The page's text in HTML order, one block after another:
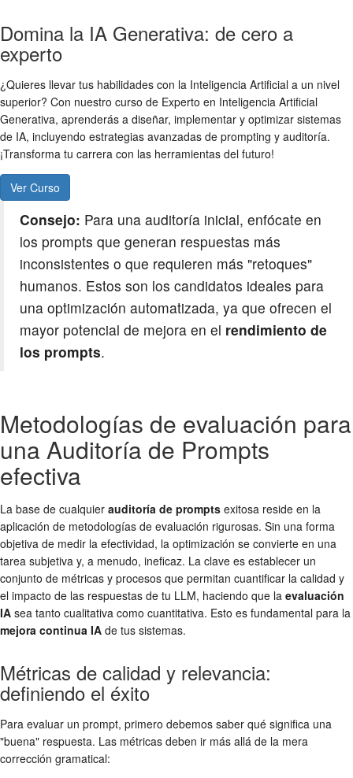
Domina la IA Generativa: de cero a
experto
¿Quieres llevar tus habilidades con la Inteligencia Artificial a un nivel
superior? Con nuestro curso de Experto en Inteligencia Artificial
Generativa, aprenderás a diseñar, implementar y optimizar sistemas
de IA, incluyendo estrategias avanzadas de prompting y auditoría.
¡Transforma tu carrera con las herramientas del futuro!
Ver Curso
Consejo: Para una auditoría inicial, enfócate en
los prompts que generan respuestas más
inconsistentes o que requieren más "retoques"
humanos. Estos son los candidatos ideales para
una optimización automatizada, ya que ofrecen el
mayor potencial de mejora en el rendimiento de
los prompts.
Metodologías de evaluación para
una Auditoría de Prompts
efectiva
La base de cualquier auditoría de prompts exitosa reside en la
aplicación de metodologías de evaluación rigurosas. Sin una forma
objetiva de medir la efectividad, la optimización se convierte en una
tarea subjetiva y, a menudo, ineficaz. La clave es establecer un
conjunto de métricas y procesos que permitan cuantificar la calidad y
el impacto de las respuestas de tu LLM, haciendo que la evaluación
IA sea tanto cualitativa como cuantitativa. Esto es fundamental para la
mejora continua IA de tus sistemas.
Métricas de calidad y relevancia:
definiendo el éxito
Para evaluar un prompt, primero debemos saber qué significa una
"buena" respuesta. Las métricas deben ir más allá de la mera
corrección gramatical: